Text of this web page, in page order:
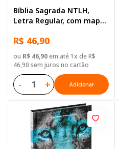
Bíblia Sagrada NTLH,
Letra Regular, com mapa,
Azul-claro
R$ 46,90
ou R$ 46,90em até 1x de R$
46,90 sem juros no cartão
- + Adicionar